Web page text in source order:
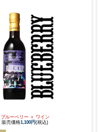
ブルーベリー ＋ ワイン
販売価格1,100円(税込)